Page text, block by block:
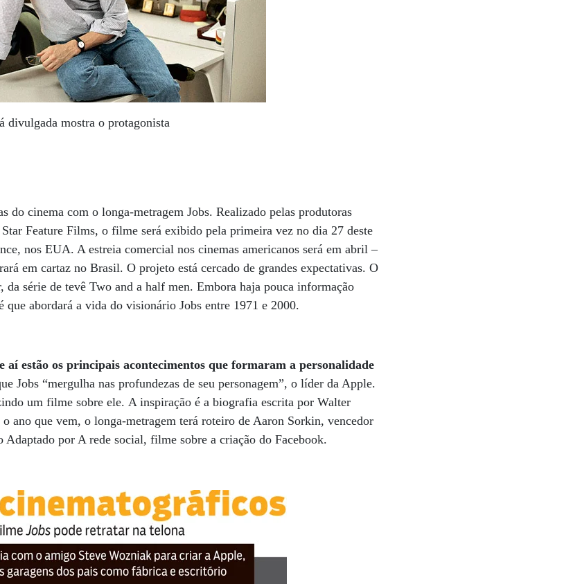
divulgada mostra o protagonista
do cinema com o longa-metragem Jobs. Realizado pelas produtoras
Feature Films, o filme será exibido pela primeira vez no dia 27 deste
nos EUA. A estreia comercial nos cinemas americanos será em abril –
em cartaz no Brasil. O projeto está cercado de grandes expectativas. O
série de tevê Two and a half men. Embora haja pouca informação
que abordará a vida do visionário Jobs entre 1971 e 2000.
aí estão os principais acontecimentos que formaram a personalidade
Jobs “mergulha nas profundezas de seu personagem”, o líder da Apple.
um filme sobre ele. A inspiração é a biografia escrita por Walter
ano que vem, o longa-metragem terá roteiro de Aaron Sorkin, vencedor
por A rede social, filme sobre a criação do Facebook.